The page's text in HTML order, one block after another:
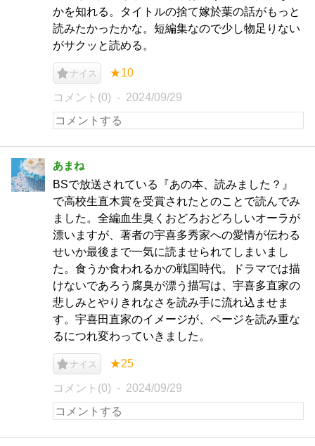
かを知れる。タイトルの捨て嫁於葉の話がもっと
読みたかったかな。短編集なので少し物足りない
がサクッと読める。
ナイス ★10
コメント(0) 2024/09/29
あまね
BSで放送されている『あの本、読みました？』
で高校生直木賞を受賞されたとのことで読んでみ
ました。全編血生臭くおどろおどろしいオーラが
漂いますが、著者の宇喜多秀家への愛情が伝わる
せいか最後まで一気に読ませられてしまいまし
た。食うか食われるかの戦国時代。ドラマでは描
けないであろう腐臭が漂う描写は、宇喜多直家の
悲しみとやりきれなさを読み手に流れ込ませま
す。宇喜田直家のイメージが、ページを読み重な
るにつれ変わっていきました。
ナイス ★25
コメント(0) 2024/09/29